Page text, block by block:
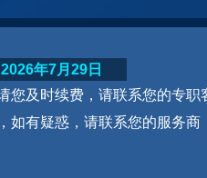
您及时续费，请联系您的专职
如有疑惑，请联系您的服务商
2026年7月29日